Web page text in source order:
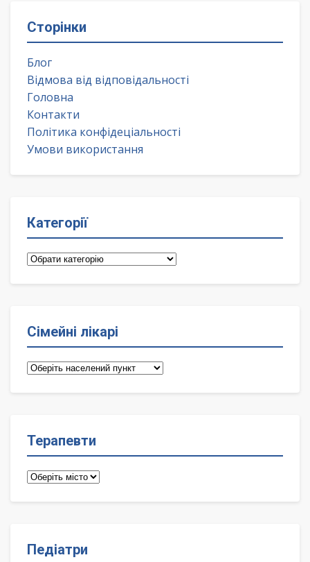
Сторінки
Блог
Відмова від відповідальності
Головна
Контакти
Політика конфідеціальності
Умови використання
Категорії
Категорії
Сімейні лікарі
Сімейні
Терапевти
Терапевти
Педіатри